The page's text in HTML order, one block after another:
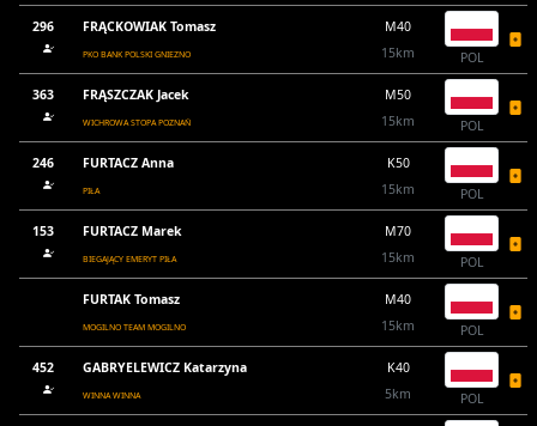
296 FRĄCKOWIAK Tomasz
PKO BANK POLSKI GNIEZNO
M40
15km
POL
363 FRĄSZCZAK Jacek
WICHROWA STOPA POZNAŃ
M50
15km
POL
246 FURTACZ Anna
PIŁA
K50
15km
POL
153 FURTACZ Marek
BIEGAJĄCY EMERYT PIŁA
M70
15km
POL
FURTAK Tomasz
MOGILNO TEAM MOGILNO
M40
15km
POL
452 GABRYELEWICZ Katarzyna
WINNA WINNA
K40
5km
POL